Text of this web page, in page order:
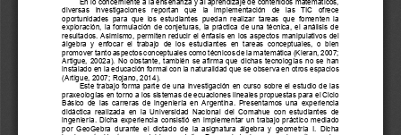
diversas   investigaciones   reportan   que   la   implementación   de   las   TIC   ofrece
oportunidades  para  que  los  estudiantes  puedan  realizar  tareas  que  fomenten  la
exploración,  la  formulación  de  conjeturas,  la  práctica  de  una  técnica,  el  análisis  de
resultados. Asimismo, permiten reducir el énfasis en los aspectos manipulativos del
álgebra  y  enfocar  el  trabajo  de  los  estudiantes  en  tareas  conceptuales,  o  bien
promover tanto aspectos conceptuales como técnicos de la matemática (Kieran, 2007;
Artigue,  2002a).   No  obstante,  también  se  afirma  que  dichas  tecnologías  no  se  han
instalado en la educación formal con la naturalidad que se observa en otros espacios
(Artigue, 2007; Rojano, 2014).
Este trabajo forma parte de una investigación en curso sobre el estudio de las
praxeologías en torno a los sistemas de ecuaciones lineales propuestas para el Ciclo
Básico  de  las  carreras  de  ingeniería en  Argentina.  Presentamos  una  experiencia
didáctica  realizada  en  la  Universidad  Nacional  del  Comahue  con  estudiantes  de
ingeniería. Dicha experiencia consistió en implementar un trabajo práctico mediado
por GeoGebra
  durante  el  dictado  de  la  asignatura  á
lgebra  y  geometría  I.  Dicha